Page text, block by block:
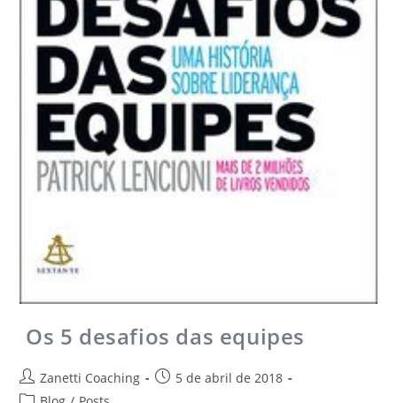
Os 5 desafios das equipes
Zanetti Coaching
5 de abril de 2018